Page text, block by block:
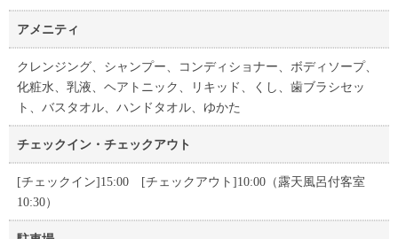
アメニティ
クレンジング、シャンプー、コンディショナー、ボディソープ、
化粧水、乳液、ヘアトニック、リキッド、くし、歯ブラシセッ
ト、バスタオル、ハンドタオル、ゆかた
チェックイン・チェックアウト
[チェックイン]15:00 [チェックアウト]10:00（露天風呂付客室
10:30）